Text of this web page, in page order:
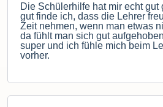
Die Schülerhilfe hat mir echt
gut finde ich, dass die Lehrer
Zeit nehmen, wenn man etwas
da fühlt man sich gut
super und ich fühle mich beim
vorher.